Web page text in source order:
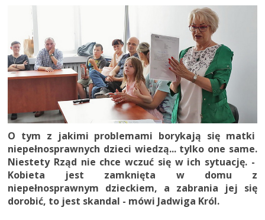
O tym z jakimi problemami borykają się matki
niepełnosprawnych dzieci wiedzą... tylko one same.
Niestety Rząd nie chce wczuć się w ich sytuację. -
Kobieta jest zamknięta w domu z
niepełnosprawnym dzieckiem, a zabrania jej się
dorobić, to jest skandal - mówi Jadwiga Król.